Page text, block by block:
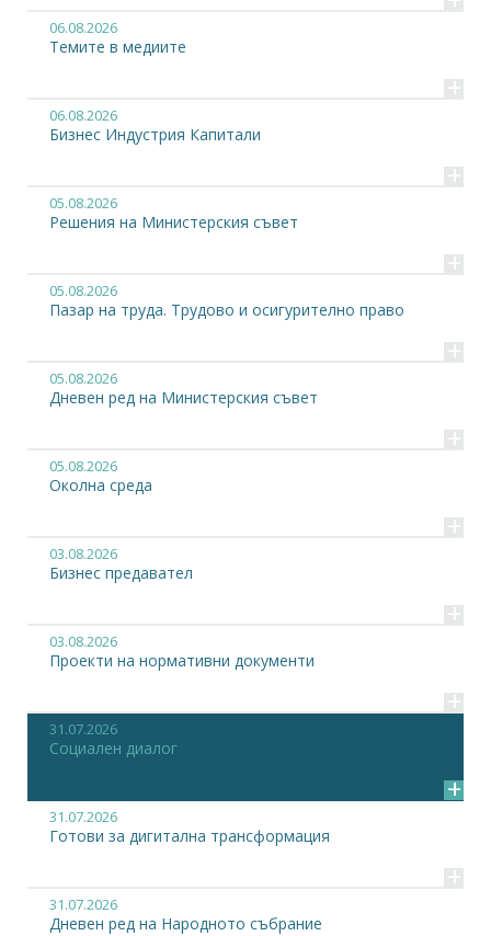
06.08.2026
Темите в медиите
+
06.08.2026
Бизнес Индустрия Капитали
+
05.08.2026
Решения на Министерския съвет
+
05.08.2026
Пазар на труда. Трудово и осигурително право
+
05.08.2026
Дневен ред на Министерския съвет
+
05.08.2026
Околна среда
+
03.08.2026
Бизнес предавател
+
03.08.2026
Проекти на нормативни документи
+
31.07.2026
Социален диалог
+
31.07.2026
Готови за дигитална трансформация
+
31.07.2026
Дневен ред на Народното събрание